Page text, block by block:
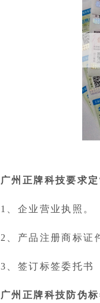
广州正牌科技要求
1、企业营业执照。
2、产品注册商标证
3、签订标签委托书
广州正牌科技防伪